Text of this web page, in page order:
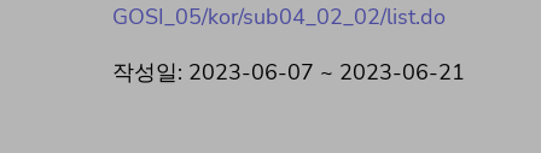
GOSI_05/kor/sub04_02_02/list.do
작성일: 2023-06-07 ~ 2023-06-21